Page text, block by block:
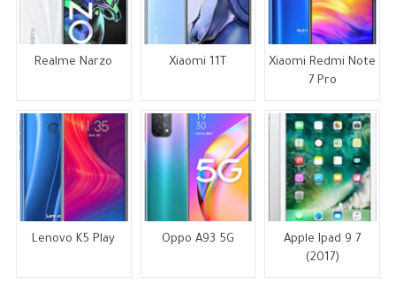
Realme Narzo Xiaomi 11T
Xiaomi Redmi Note
7 Pro
Lenovo K5 Play Oppo A93 5G
Apple Ipad 9 7
(2017)